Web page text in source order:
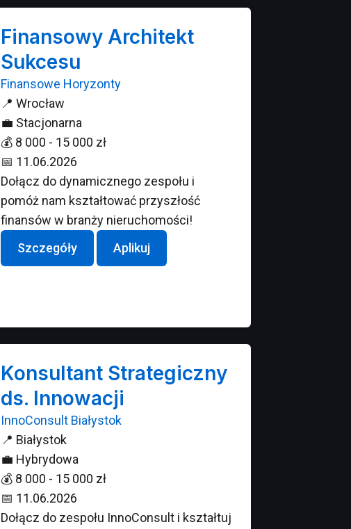
Finansowy Architekt
Sukcesu
Finansowe Horyzonty
📍 Wrocław
💼 Stacjonarna
💰 8 000 - 15 000 zł
📅 11.06.2026
Dołącz do dynamicznego zespołu i
pomóż nam kształtować przyszłość
finansów w branży nieruchomości!
Szczegóły
Aplikuj
Konsultant Strategiczny
ds. Innowacji
InnoConsult Białystok
📍 Białystok
💼 Hybrydowa
💰 8 000 - 15 000 zł
📅 11.06.2026
Dołącz do zespołu InnoConsult i kształtuj